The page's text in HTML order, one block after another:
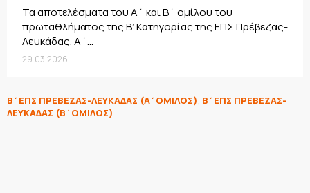
Τα αποτελέσματα του Α΄ και Β΄ ομίλου του
πρωταθλήματος της Β’ Κατηγορίας της ΕΠΣ Πρέβεζας-
Λευκάδας. Α΄...
29.03.2026
Β΄ΕΠΣ ΠΡΕΒΕΖΑΣ-ΛΕΥΚΑΔΑΣ (Α΄ΟΜΙΛΟΣ), Β΄ΕΠΣ ΠΡΕΒΕΖΑΣ-
ΛΕΥΚΑΔΑΣ (Β΄ΟΜΙΛΟΣ)